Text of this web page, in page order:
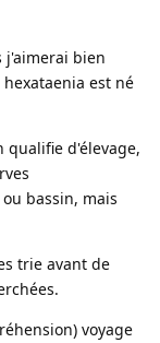
j'aimerai bien
est né
qualifie d'élevage,
bassin, mais
trie avant de
voyage